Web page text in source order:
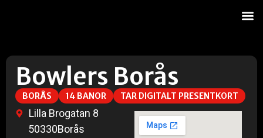
Bowlers Borås
BORÅS 14 BANOR TAR DIGITALT PRESENTKORT
Lilla Brogatan 8
50330Borås